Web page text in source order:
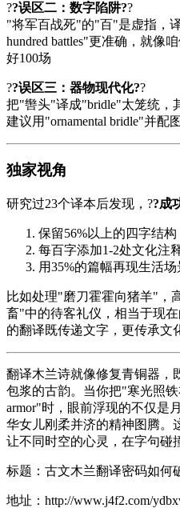
??误区二：数字陷阱??
"将军百战死"的"百"是虚指，译
hundred battles"更准确，就像
好100场
??误区三：器物现代化??
把"辔头"译成"bridle"太笼统，
建议用"ornamental bridle"并配
独家视角
研究过23个译本后发现，??成
保留56%以上的四字结构
每百字添加1-2处文化注
用35%的篇幅再现生活场
比如处理"磨刀霍霍向猪羊"，
畜"中的待客礼仪，相当于现
的翻译既传递文字，更传承文
翻译木兰诗就像修复青铜器，
包浆的古韵。当你把"寒光照铁
armor"时，眼前浮现的不仅是
华女儿刚柔并济的精神图腾
让不同时空的心灵，在字句碰
标题：古文木兰翻译密码如何
地址：http://www.j4f2.com/